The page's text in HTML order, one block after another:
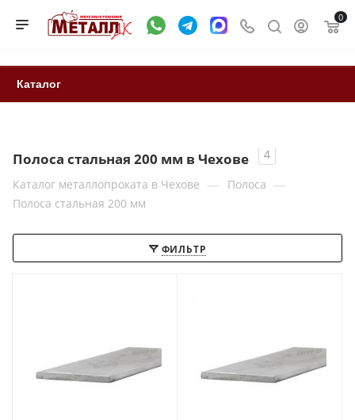
0
Каталог
Полоса стальная 200 мм в Чехове
4
Каталог металлопроката в Чехове — Полоса —
Полоса стальная 200 мм
ФИЛЬТР